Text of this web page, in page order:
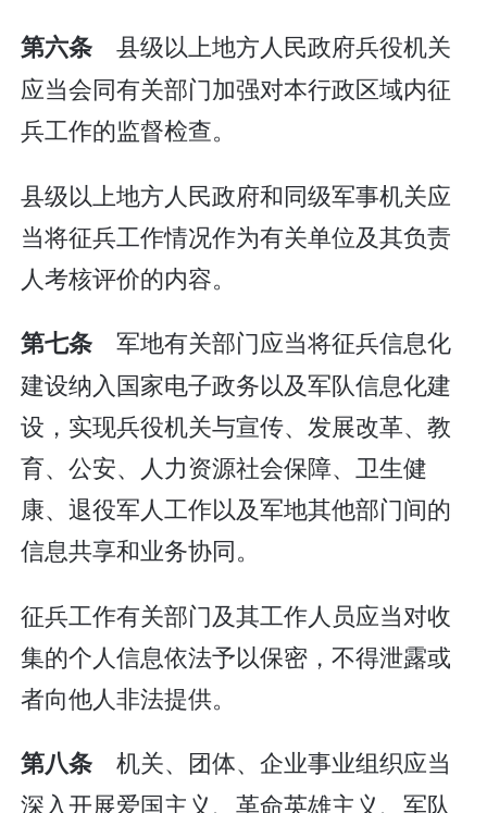
第六条 县级以上地方人民政府兵役机关
应当会同有关部门加强对本行政区域内征
兵工作的监督检查。
县级以上地方人民政府和同级军事机关应
当将征兵工作情况作为有关单位及其负责
人考核评价的内容。
第七条 军地有关部门应当将征兵信息化
建设纳入国家电子政务以及军队信息化建
设，实现兵役机关与宣传、发展改革、教
育、公安、人力资源社会保障、卫生健
康、退役军人工作以及军地其他部门间的
信息共享和业务协同。
征兵工作有关部门及其工作人员应当对收
集的个人信息依法予以保密，不得泄露或
者向他人非法提供。
第八条 机关、团体、企业事业组织应当
深入开展爱国主义、革命英雄主义、军队